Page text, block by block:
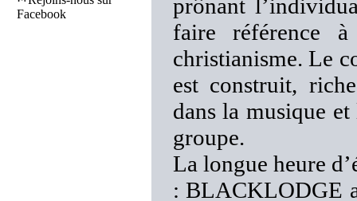
Facebook
prônant
faire référence à
christianisme. Le
est construit,
dans la musique
groupe.
La longue heure
: BLACKLODGE